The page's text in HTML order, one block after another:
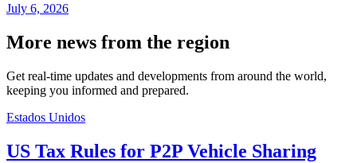
July 6, 2026
More news from the region
Get real-time updates and developments from around the world,
keeping you informed and prepared.
Estados Unidos
US Tax Rules for P2P Vehicle Sharing